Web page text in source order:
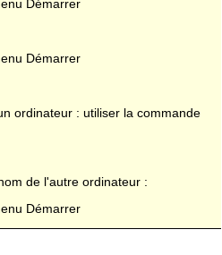
ordinateur : utiliser la commande
de l'autre ordinateur :